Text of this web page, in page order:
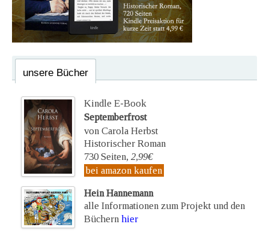
unsere Bücher
Kindle E-Book
Septemberfrost
von Carola Herbst
Historischer Roman
730 Seiten, 2,99€
bei amazon kaufen
Hein Hannemann
alle Informationen zum Projekt und den
Büchern hier